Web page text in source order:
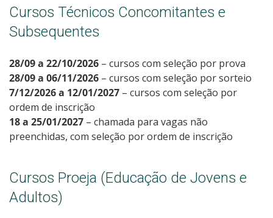
Cursos Técnicos Concomitantes e
Subsequentes
28/09 a 22/10/2026 – cursos com seleção por prova
28/09 a 06/11/2026 – cursos com seleção por sorteio
7/12/2026 a 12/01/2027 – cursos com seleção por
ordem de inscrição
18 a 25/01/2027 – chamada para vagas não
preenchidas, com seleção por ordem de inscrição
Cursos Proeja (Educação de Jovens e
Adultos)